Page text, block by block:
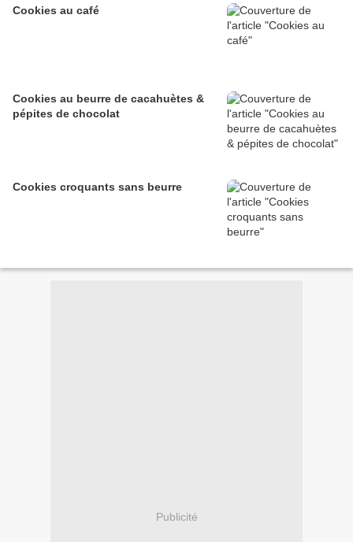
Cookies au café
Cookies au beurre de cacahuètes &
pépites de chocolat
Cookies croquants sans beurre
Publicité